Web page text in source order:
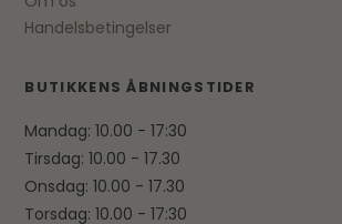
Handelsbetingelser
BUTIKKENS ÅBNINGSTIDER
Mandag: 10.00 - 17:30
Tirsdag: 10.00 - 17.30
Onsdag: 10.00 - 17.30
Torsdag: 10.00 - 17:30